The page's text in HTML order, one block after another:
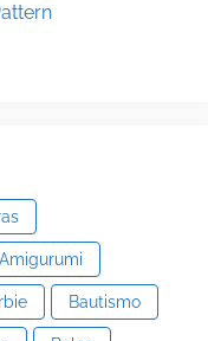
Amigurumi
Bautismo